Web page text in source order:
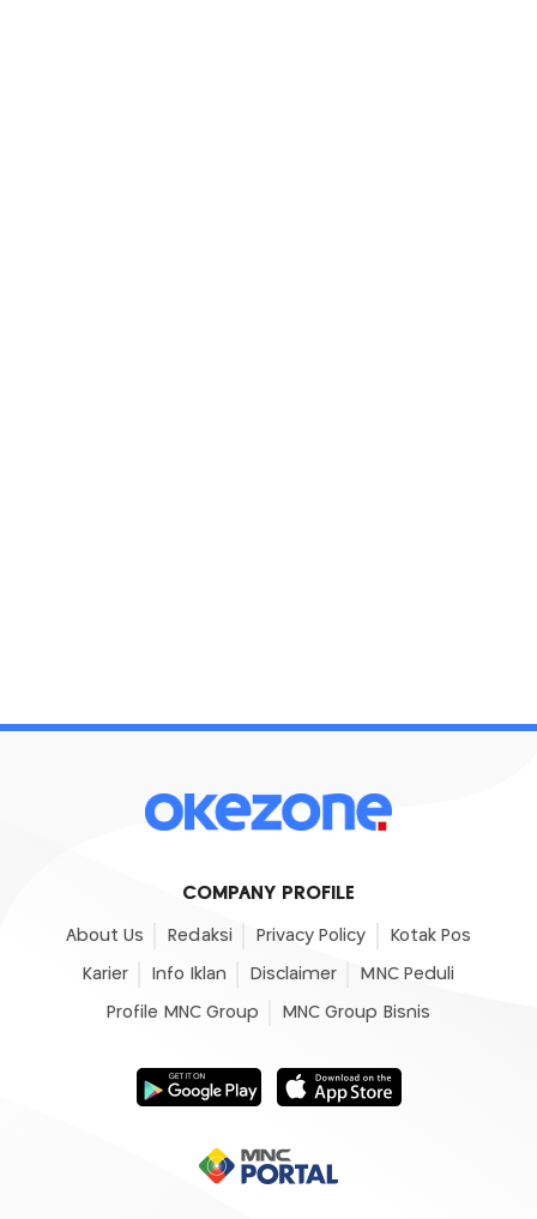
COMPANY PROFILE
About Us Redaksi Privacy Policy Kotak Pos
Karier Info Iklan Disclaimer MNC Peduli
Profile MNC Group MNC Group Bisnis